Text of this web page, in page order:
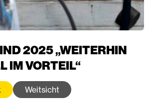
2025 „WEITERHIN
IM VORTEIL“
Weitsicht